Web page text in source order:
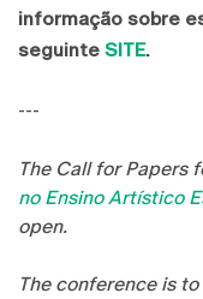
informação sobre
seguinte SITE.
---
The Call for Papers
no Ensino Artístico
open.
The conference is